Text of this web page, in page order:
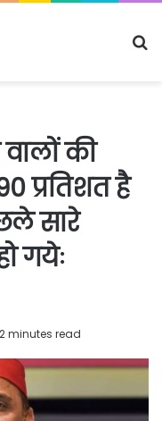
की
प्रतिशत है
सारे
गयेः
2 minutes read